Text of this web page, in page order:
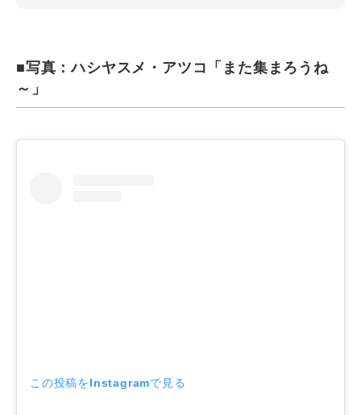
■写真：ハシヤスメ・アツコ「また集まろうね
～」
この投稿をInstagramで見る